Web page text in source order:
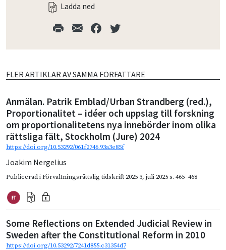
Ladda ned
FLER ARTIKLAR AV SAMMA FÖRFATTARE
Anmälan. Patrik Emblad/Urban Strandberg (red.),
Proportionalitet – idéer och uppslag till forskning
om proportionalitetens nya innebörder inom olika
rättsliga fält, Stockholm (Jure) 2024
https://doi.org/10.53292/061f2746.93a3e85f
Joakim Nergelius
Publicerad iFörvaltningsrättslig tidskrift 2025 3, juli 2025s. 465–468
Some Reflections on Extended Judicial Review in
Sweden after the Constitutional Reform in 2010
https://doi.org/10.53292/7241d855.c31354d7